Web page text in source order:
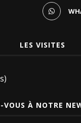
LES VISITES
À NOTRE